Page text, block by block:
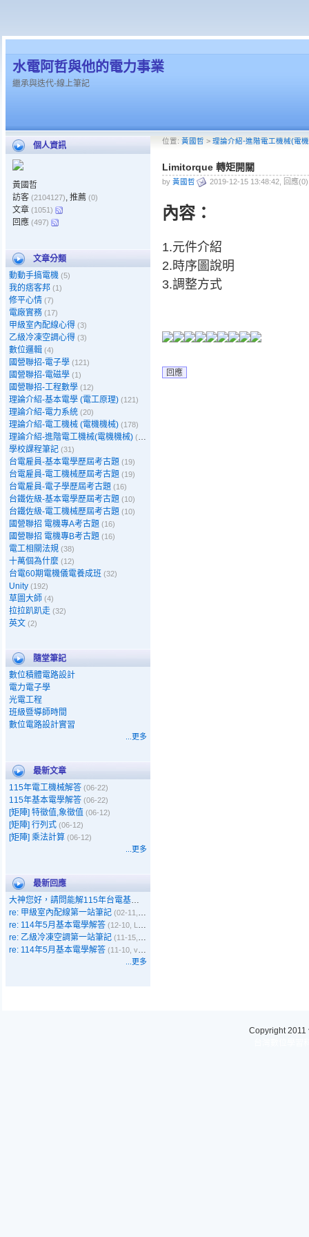
水電阿哲與他的電力事業
繼承與迭代-線上筆記
個人資訊
黃國哲
訪客 (2104127), 推薦 (0)
文章 (1051)
回應 (497)
文章分類
動動手搞電機 (5)
我的痞客邦 (1)
修平心情 (7)
電廠實務 (17)
甲級室內配線心得 (3)
乙級冷凍空調心得 (3)
數位邏輯 (4)
國營聯招-電子學 (121)
國營聯招-電磁學 (1)
國營聯招-工程數學 (12)
理論介紹-基本電學 (電工原理) (121)
理論介紹-電力系統 (20)
理論介紹-電工機械 (電機機械) (178)
理論介紹-進階電工機械(電機機械) (39)
學校課程筆記 (31)
台電雇員-基本電學歷屆考古題 (19)
台電雇員-電工機械歷屆考古題 (19)
台電雇員-電子學歷屆考古題 (16)
台鐵佐級-基本電學歷屆考古題 (10)
台鐵佐級-電工機械歷屆考古題 (10)
國營聯招 電機專A考古題 (16)
國營聯招 電機專B考古題 (16)
電工相關法規 (38)
十萬個為什麼 (12)
台電60期電機儀電養成班 (32)
Unity (192)
草圖大師 (4)
拉拉趴趴走 (32)
英文 (2)
隨堂筆記
數位積體電路設計
電力電子學
光電工程
班級暨導師時間
數位電路設計實習
...更多
最新文章
115年電工機械解答 (06-22)
115年基本電學解答 (06-22)
[矩陣] 特徵值,象徵值 (06-12)
[矩陣] 行列式 (06-12)
[矩陣] 乘法計算 (06-12)
...更多
最新回應
大神您好，請問能解115年台電基本電學嗎
re: 甲級室內配線第一站筆記 (02-11, 呵呵)
re: 114年5月基本電學解答 (12-10, Leo)
re: 乙級冷凍空調第一站筆記 (11-15, Emma)
re: 114年5月基本電學解答 (11-10, vbyer)
...更多
位置: 黃國哲 > 理論介紹-進階電工機械(電
Limitorque 轉矩開關
by 黃國哲 2019-12-15 13:48:42, 回應
內容：
1.元件介紹
2.時序圖說明
3.調整方式
回應
Copyright 2011